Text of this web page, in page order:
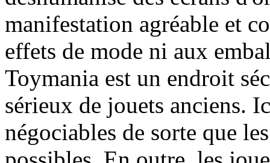
manifestation agréable et
effets de mode ni aux
Toymania est un endroit
sérieux de jouets anciens.
négociables de sorte que